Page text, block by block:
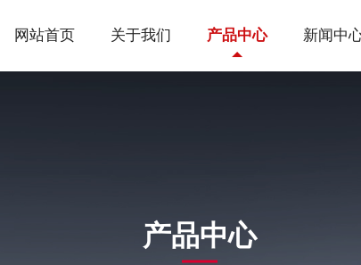
网站首页 关于我们 产品中心 新闻中
产品中心